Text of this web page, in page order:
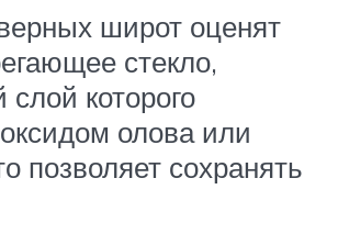
широт оценят
стекло,
слой которого
олова или
позволяет сохранять